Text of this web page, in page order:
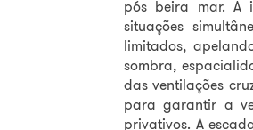
pós beira mar. A
situações
limitados,
sombra,
das ventilações
para garantir a
privativos. A